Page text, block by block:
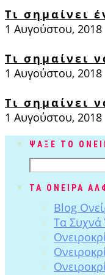
Τι σημαίνει
1 Αυγούστου, 2018
Τι σημαίνει
1 Αυγούστου, 2018
Τι σημαίνει
1 Αυγούστου, 2018
ΨΑΞΕ ΤΟ
ΤΑ ΟΝΕΙΡΑ
Blog
Tα Συχνά